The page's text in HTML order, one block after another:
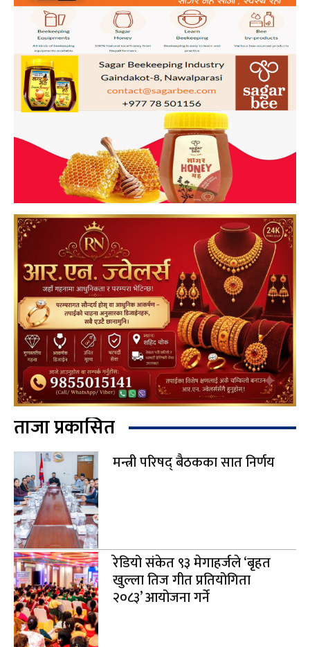
ताजा प्रकासित
मन्त्री परिषद् बैठकका सात निर्णय
रेडियो संकेत ९३ मेगाहर्जले ‘बृहत
खुल्ला तिज गीत प्रतियोगिता
२०८३’ आयोजना गर्ने